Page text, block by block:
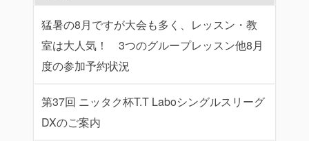
猛暑の8月ですが大会も多く、レッスン・教
室は大人気！ 3つのグループレッスン他8月
度の参加予約状況
第37回 ニッタク杯T.T Laboシングルスリーグ
DXのご案内